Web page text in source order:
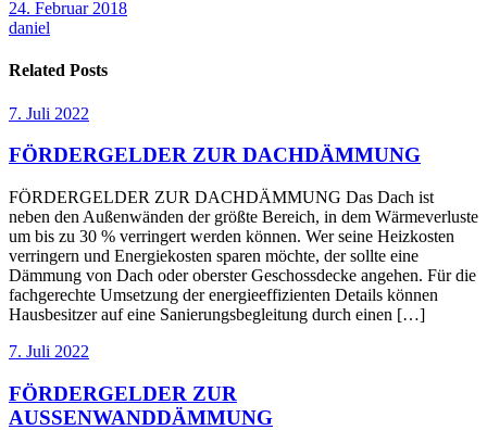
24. Februar 2018
daniel
Related Posts
7. Juli 2022
FÖRDERGELDER ZUR DACHDÄMMUNG
FÖRDERGELDER ZUR DACHDÄMMUNG Das Dach ist
neben den Außenwänden der größte Bereich, in dem Wärmeverluste
um bis zu 30 % verringert werden können. Wer seine Heizkosten
verringern und Energiekosten sparen möchte, der sollte eine
Dämmung von Dach oder oberster Geschossdecke angehen. Für die
fachgerechte Umsetzung der energieeffizienten Details können
Hausbesitzer auf eine Sanierungsbegleitung durch einen […]
7. Juli 2022
FÖRDERGELDER ZUR
AUSSENWANDDÄMMUNG